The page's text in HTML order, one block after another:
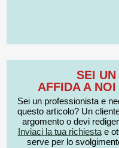
SEI UN
AFFIDA A
Sei un professionista e
questo articolo? Un
argomento o devi
Inviaci la tua richiestae
serve per lo